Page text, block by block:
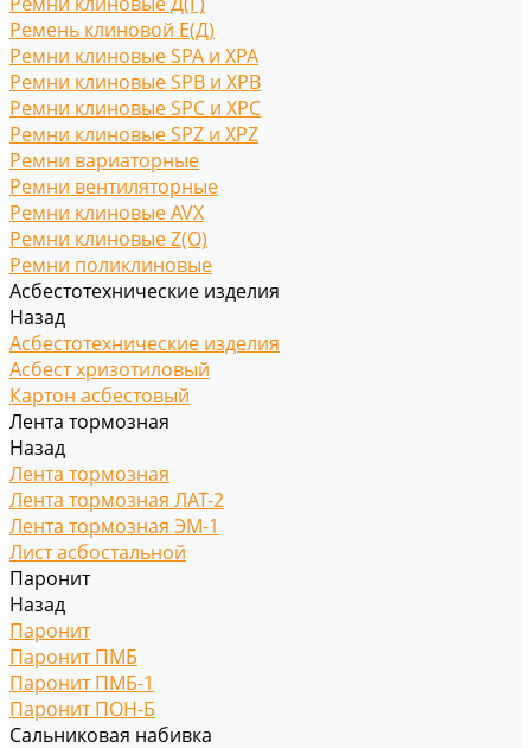
Ремень клиновой Е(Д)
Ремни клиновые SPA и XPA
Ремни клиновые SPB и XPB
Ремни клиновые SPC и XPC
Ремни клиновые SPZ и XPZ
Ремни вариаторные
Ремни вентиляторные
Ремни клиновые AVX
Ремни клиновые Z(O)
Ремни поликлиновые
Асбестотехнические изделия
Назад
Асбестотехнические изделия
Асбест хризотиловый
Картон асбестовый
Лента тормозная
Назад
Лента тормозная
Лента тормозная ЛАТ-2
Лента тормозная ЭМ-1
Лист асбостальной
Паронит
Назад
Паронит
Паронит ПМБ
Паронит ПМБ-1
Паронит ПОН-Б
Сальниковая набивка